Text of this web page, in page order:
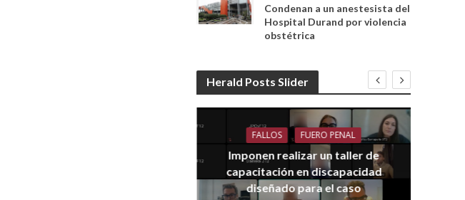
Condenan a un anestesista del
Hospital Durand por violencia
obstétrica
Herald Posts Slider
FALLOS FUERO PENAL
Imponen realizar un taller de
capacitación en discapacidad
diseñado para el caso